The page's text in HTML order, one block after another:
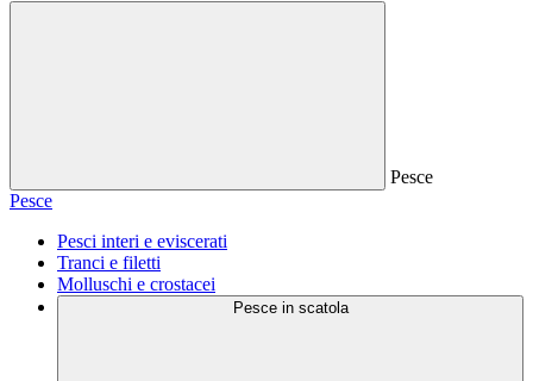
Pesce
Pesce
Pesci interi e eviscerati
Tranci e filetti
Molluschi e crostacei
Pesce in scatola